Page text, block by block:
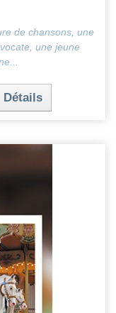
de chansons, une
une jeune
Détails